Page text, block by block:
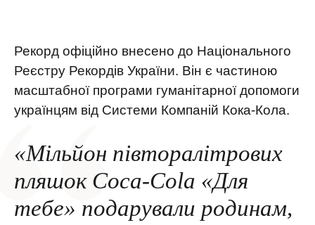
Рекорд офіційно внесено до Національного
Реєстру Рекордів України. Він є частиною
масштабної програми гуманітарної допомоги
українцям від Системи Компаній Кока-Кола.
«Мільйон півторалітрових
пляшок Coca-Cola «Для
тебе» подарували родинам,